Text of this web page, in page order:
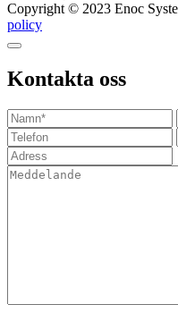
Copyright © 2023 Enoc
policy
Kontakta oss